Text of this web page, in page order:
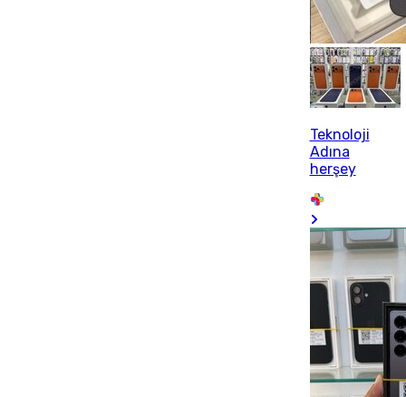
Teknoloji
Adına
herşey